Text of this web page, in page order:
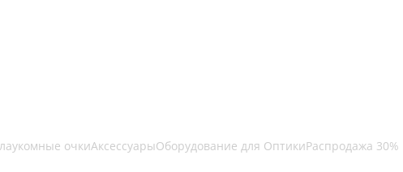
очкиАксессуарыОборудование для ОптикиРаспродажа 30%